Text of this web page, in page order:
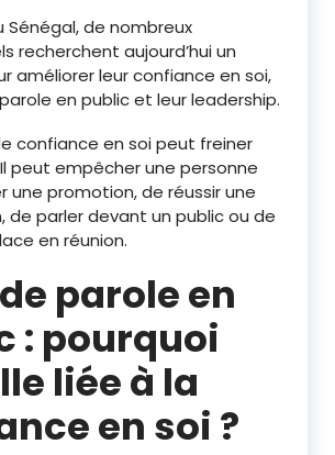
Sénégal, de nombreux
recherchent aujourd’hui un
améliorer leur confiance en soi,
en public et leur leadership.
confiance en soi peut freiner
peut empêcher une personne
une promotion, de réussir une
de parler devant un public ou de
en réunion.
parole en
: pourquoi
liée à la
en soi ?